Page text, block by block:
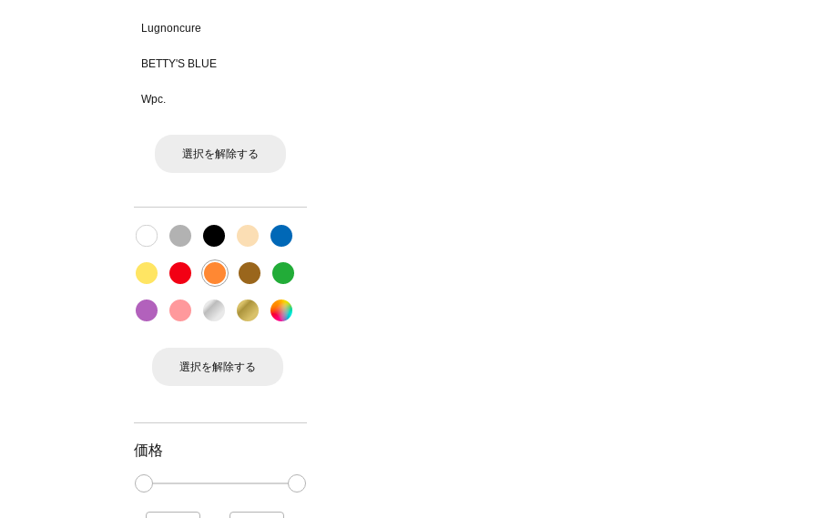
Lugnoncure
BETTY'S BLUE
Wpc.
選択を解除する
選択を解除する
価格